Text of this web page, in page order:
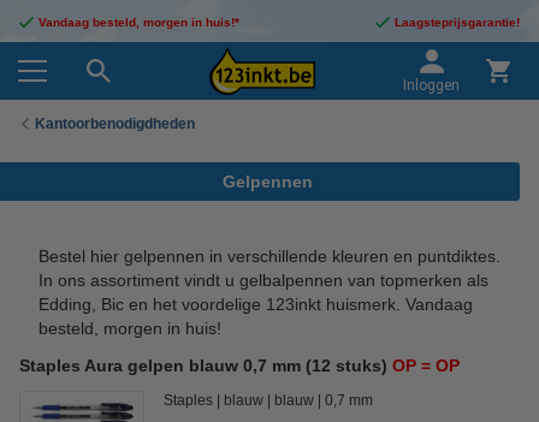
Vandaag besteld, morgen in huis!* Laagsteprijsgarantie!
Inloggen
Kantoorbenodigdheden
Gelpennen
Bestel hier gelpennen in verschillende kleuren en puntdiktes.
In ons assortiment vindt u gelbalpennen van topmerken als
Edding, Bic en het voordelige 123inkt huismerk. Vandaag
besteld, morgen in huis!
Staples Aura gelpen blauw 0,7 mm (12 stuks) OP = OP
Staples blauw blauw 0,7 mm